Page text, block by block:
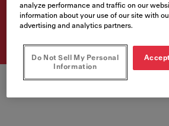
Retrouvez ce
l'un de nos
analyze performance and traffic on our
information about your use of our site with
advertising and analytics partners.
Do Not Sell My Personal
Information